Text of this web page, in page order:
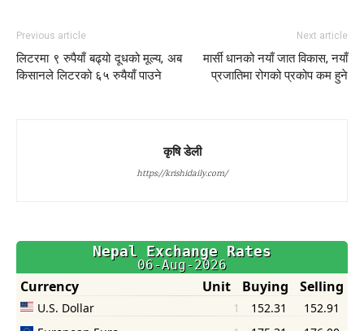
Previous article
लिटरमा ९ रुपैयाँ बढ्यो दूधको मूल्य, अब
किसानले लिटरको ६५ रुयैयाँ पाउने
Next article
मार्सी धानको नयाँ जात विकास, नयाँ
प्रजातिमा रोगको प्रकोप कम हुने
कृषि डेली
https://krishidaily.com/